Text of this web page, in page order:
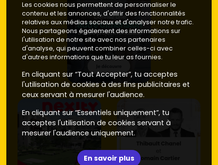
Les cookies nous permettent de personnaliser le
contenu et les annonces, d'offrir des fonctionnalités
relatives aux médias sociaux et d'analyser notre trafic.
Nous partageons également des informations sur
l'utilisation de notre site avec nos partenaires
d'analyse, qui peuvent combiner celles-ci avec
d'autres informations que tu leur as fournies.
En cliquant sur “Tout Accepter”, tu acceptes
l'utilisation de cookies à des fins publicitaires et
ceux servant à mesurer l'audience.
En cliquant sur “Essentiels uniquement”, tu
acceptes l'utilisation de cookies servant à
mesurer l'audience uniquement.
En savoir plus